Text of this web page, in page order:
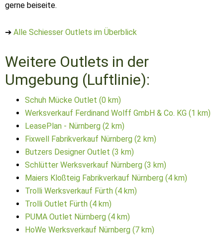
gerne beiseite.
➔ Alle Schiesser Outlets im Überblick
Weitere Outlets in der
Umgebung (Luftlinie):
Schuh Mücke Outlet (0 km)
Werksverkauf Ferdinand Wolff GmbH & Co. KG (1 km)
LeasePlan - Nürnberg (2 km)
Fixwell Fabrikverkauf Nürnberg (2 km)
Butzers Designer Outlet (3 km)
Schlütter Werksverkauf Nürnberg (3 km)
Maiers Kloßteig Fabrikverkauf Nürnberg (4 km)
Trolli Werksverkauf Fürth (4 km)
Trolli Outlet Fürth (4 km)
PUMA Outlet Nürnberg (4 km)
HoWe Werksverkauf Nürnberg (7 km)